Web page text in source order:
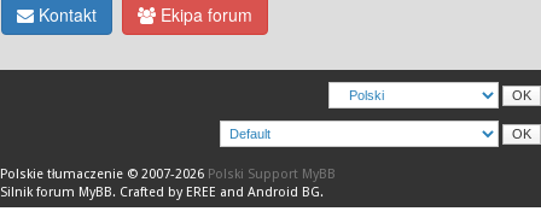
Kontakt Ekipa forum
Polskie tłumaczenie © 2007-2026 Polski Support MyBB
Silnik forum MyBB. Crafted by EREE and Android BG.